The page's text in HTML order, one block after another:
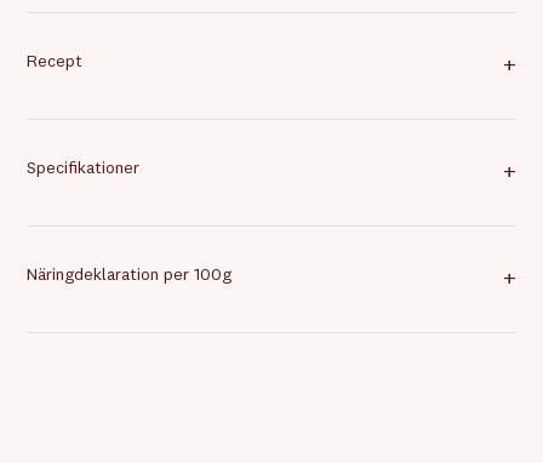
Recept +
Specifikationer +
Näringdeklaration per 100g +